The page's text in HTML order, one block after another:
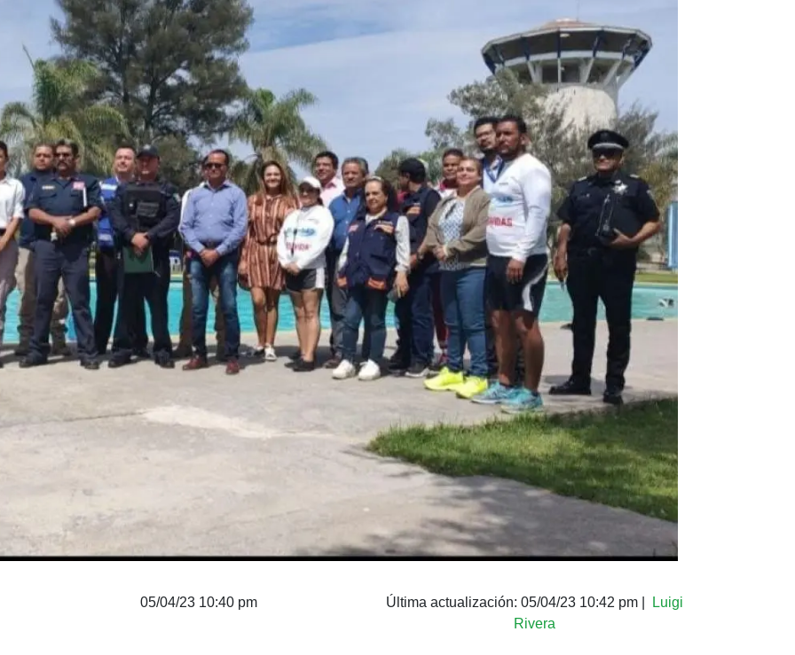
05/04/23 10:40 pm Última actualización: 05/04/23 10:42 pm|
Luigi
Rivera